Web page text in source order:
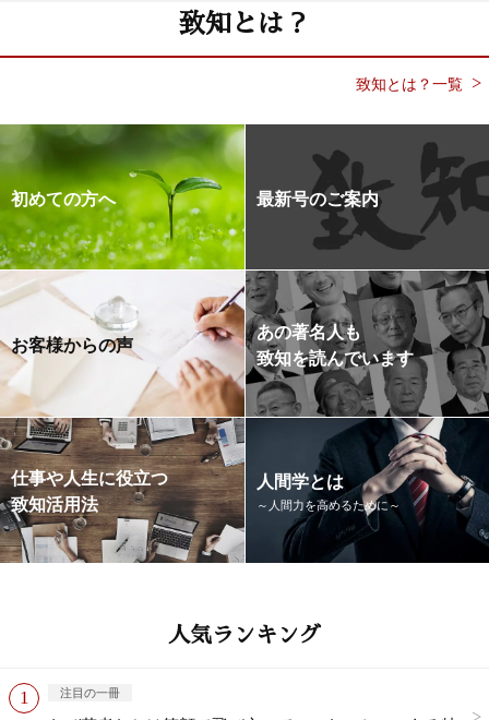
致知とは？
致知とは？一覧
初めての方へ 最新号のご案内
お客様からの声
あの著名人も
致知を読んでいます
仕事や人生に役立つ
致知活用法
人間学とは
～人間力を高めるために～
人気ランキング
注目の一冊